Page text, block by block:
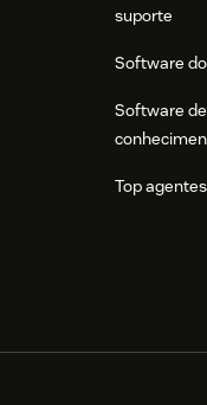
suporte
Software
Software
Top